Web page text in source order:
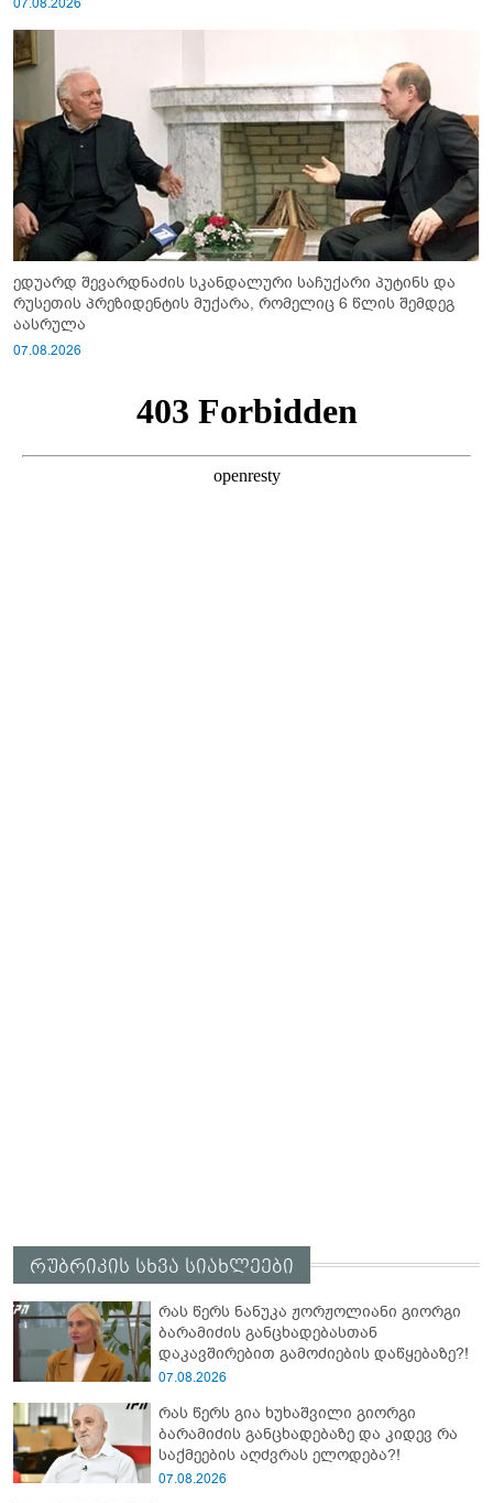
ედუარდ შევარდნაძის სკანდალური საჩუქარი პუტინს და
რუსეთის პრეზიდენტის მუქარა, რომელიც 6 წლის შემდეგ
აასრულა
07.08.2026
რუბრიკის სხვა სიახლეები
რას წერს ნანუკა ჟორჟოლიანი გიორგი
ბარამიძის განცხადებასთან
დაკავშირებით გამოძიების დაწყებაზე?!
07.08.2026
რას წერს გია ხუხაშვილი გიორგი
ბარამიძის განცხადებაზე და კიდევ რა
საქმეების აღძვრას ელოდება?!
07.08.2026